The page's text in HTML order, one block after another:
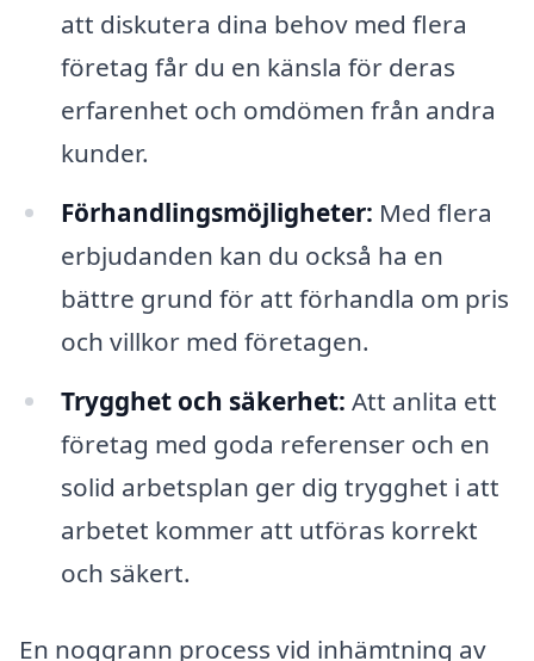
att diskutera dina behov med flera
företag får du en känsla för deras
erfarenhet och omdömen från andra
kunder.
Förhandlingsmöjligheter: Med flera
erbjudanden kan du också ha en
bättre grund för att förhandla om pris
och villkor med företagen.
Trygghet och säkerhet: Att anlita ett
företag med goda referenser och en
solid arbetsplan ger dig trygghet i att
arbetet kommer att utföras korrekt
och säkert.
En noggrann process vid inhämtning av